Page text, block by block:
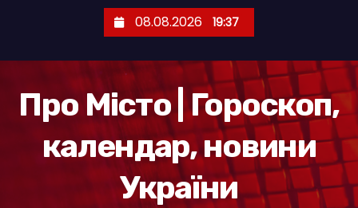
08.08.2026 19:37
Про Місто | Гороскоп,
календар, новини
України